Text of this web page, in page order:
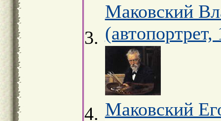
Маковский
(автопортрет,
Маковский